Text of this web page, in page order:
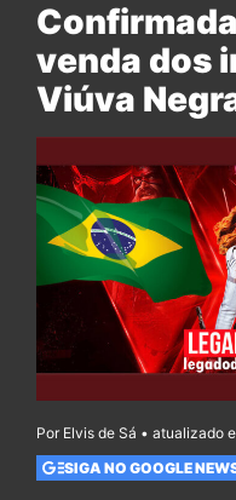
venda dos
Viúva
Por Elvis de Sá • atualizado
SIGA NO GOOGLE